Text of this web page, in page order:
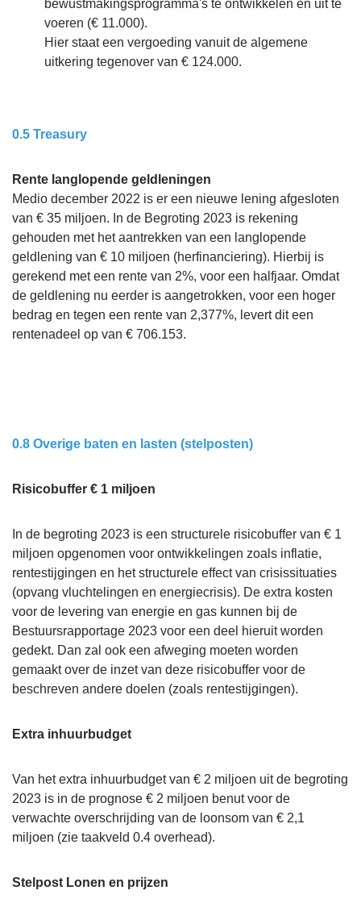
bewustmakingsprogramma's te ontwikkelen en uit te
voeren (€ 11.000).
Hier staat een vergoeding vanuit de algemene
uitkering tegenover van € 124.000.
0.5 Treasury
Rente langlopende geldleningen
Medio december 2022 is er een nieuwe lening afgesloten
van € 35 miljoen. In de Begroting 2023 is rekening
gehouden met het aantrekken van een langlopende
geldlening van € 10 miljoen (herfinanciering). Hierbij is
gerekend met een rente van 2%, voor een halfjaar. Omdat
de geldlening nu eerder is aangetrokken, voor een hoger
bedrag en tegen een rente van 2,377%, levert dit een
rentenadeel op van € 706.153.
0.8 Overige baten en lasten (stelposten)
Risicobuffer € 1 miljoen
In de begroting 2023 is een structurele risicobuffer van € 1
miljoen opgenomen voor ontwikkelingen zoals inflatie,
rentestijgingen en het structurele effect van crisissituaties
(opvang vluchtelingen en energiecrisis). De extra kosten
voor de levering van energie en gas kunnen bij de
Bestuursrapportage 2023 voor een deel hieruit worden
gedekt. Dan zal ook een afweging moeten worden
gemaakt over de inzet van deze risicobuffer voor de
beschreven andere doelen (zoals rentestijgingen).
Extra inhuurbudget
Van het extra inhuurbudget van € 2 miljoen uit de begroting
2023 is in de prognose € 2 miljoen benut voor de
verwachte overschrijding van de loonsom van € 2,1
miljoen (zie taakveld 0.4 overhead).
Stelpost Lonen en prijzen